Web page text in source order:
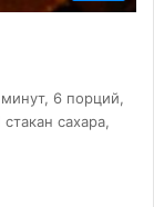
6 порций,
сахара,